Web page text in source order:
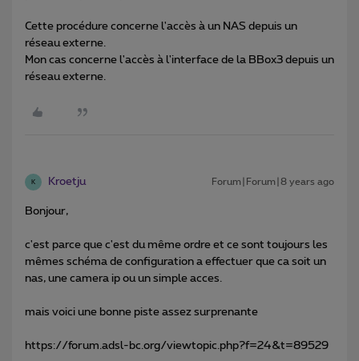
Cette procédure concerne l'accès à un NAS depuis un
réseau externe.
Mon cas concerne l'accès à l'interface de la BBox3 depuis un
réseau externe.
K Kroetju Forum|Forum|8 years ago
Bonjour,
c'est parce que c'est du même ordre et ce sont toujours les
mêmes schéma de configuration a effectuer que ca soit un
nas, une camera ip ou un simple acces.
mais voici une bonne piste assez surprenante
https://forum.adsl-bc.org/viewtopic.php?f=24&t=89529